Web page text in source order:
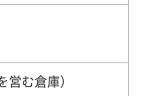
む倉庫）